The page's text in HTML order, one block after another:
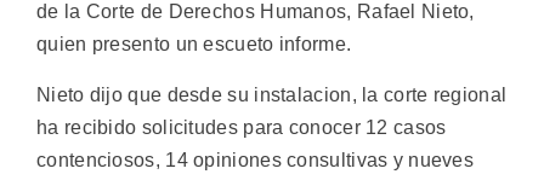
de la Corte de Derechos Humanos, Rafael Nieto,
quien presento un escueto informe.
Nieto dijo que desde su instalacion, la corte regional
ha recibido solicitudes para conocer 12 casos
contenciosos, 14 opiniones consultivas y nueves